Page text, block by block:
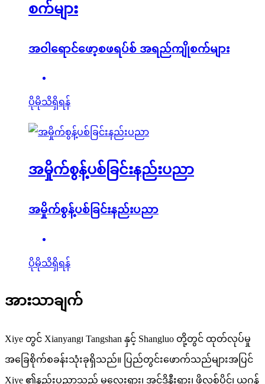
စက်များ
အဝါရောင်ဖော့စဖရပ်စ် အရည်ကျိုစက်များ
ပိုမိုသိရှိရန်
အမှိုက်စွန့်ပစ်ခြင်းနည်းပညာ
အမှိုက်စွန့်ပစ်ခြင်းနည်းပညာ
ပိုမိုသိရှိရန်
အားသာချက်
Xiye တွင် Xianyang၊ Tangshan နှင့် Shangluo တို့တွင် ထုတ်လုပ်မှု
အခြေစိုက်စခန်းသုံးခုရှိသည်။ ပြည်တွင်းဖောက်သည်များအပြင်
Xiye ၏နည်းပညာသည် မလေးရှား၊ အင်ဒိုနီးရှား၊ ဖိလစ်ပိုင်၊ ယူဂန်